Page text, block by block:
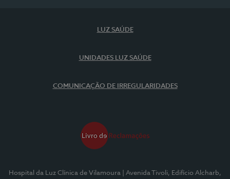
LUZ SAÚDE
UNIDADES LUZ SAÚDE
COMUNICAÇÃO DE IRREGULARIDADES
Hospital da Luz Clínica de Vilamoura
| Avenida Tivoli, Edifício Alcharb,